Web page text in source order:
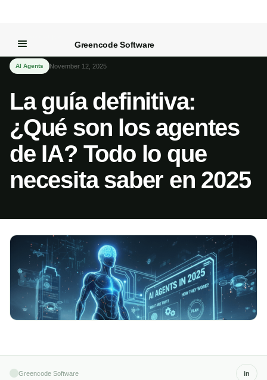
Greencode Software
← Volver al blog
AI Agents November 12, 2025
La guía definitiva:
¿Qué son los agentes
de IA? Todo lo que
necesita saber en 2025
Greencode Software in